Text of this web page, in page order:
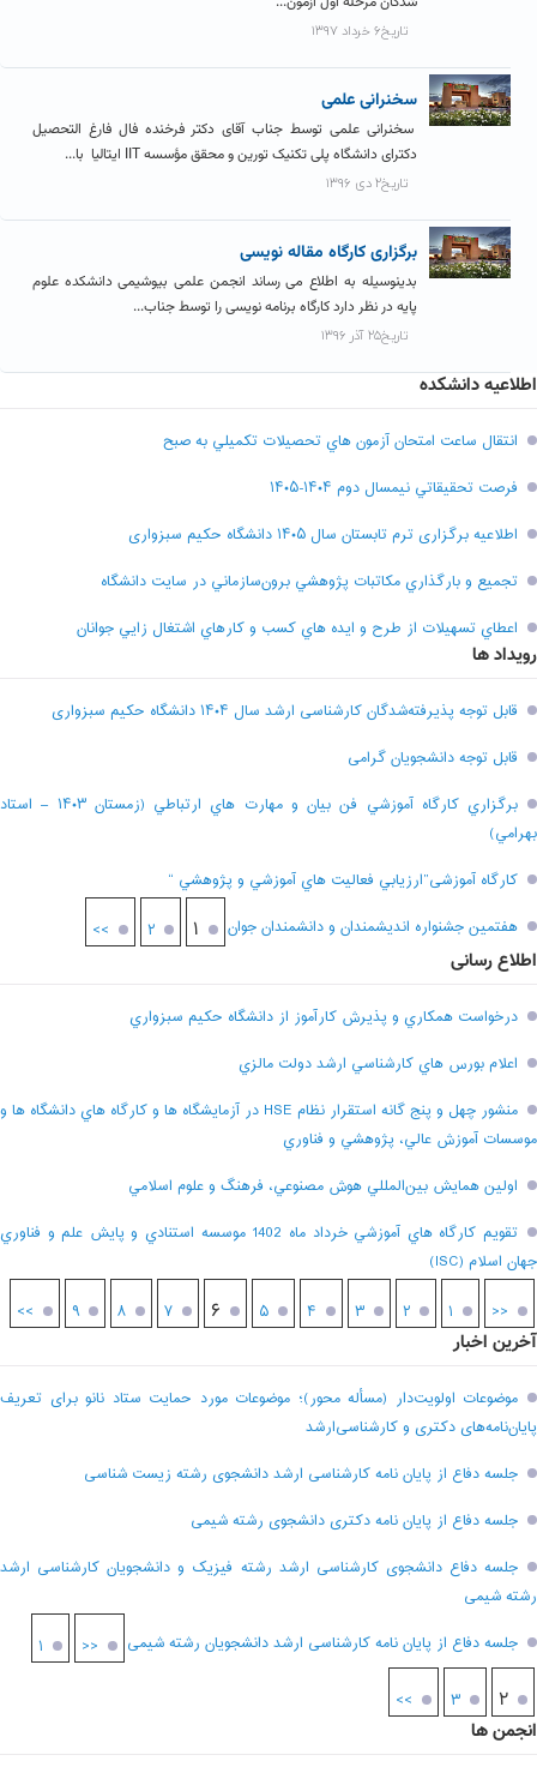
تاریخ۶ خرداد ۱۳۹۷
سخنرانی علمی
سخنرانی علمی توسط جناب آقای دکتر فرخنده فال فارغ التحصیل
دکترای دانشگاه پلی تکنیک تورین و محقق مؤسسه IIT ایتالیا با...
تاریخ۲ دی ۱۳۹۶
برگزاری کارگاه مقاله نویسی
بدینوسیله به اطلاع می رساند انجمن علمی بیوشیمی دانشکده علوم
پایه در نظر دارد کارگاه برنامه نویسی را توسط جناب...
تاریخ۲۵ آذر ۱۳۹۶
اطلاعیه دانشکده
انتقال ساعت امتحان آزمون هاي تحصيلات تکميلي به صبح
فرصت تحقيقاتي نیمسال دوم ۱۴۰۴-۱۴۰۵
اطلاعیه برگزاری ترم تابستان سال ۱۴۰۵ دانشگاه حکیم سبزواری
تجميع و بارگذاري مکاتبات پژوهشي برون‌سازماني در سايت دانشگاه
اعطاي تسهيلات از طرح و ايده هاي کسب و کارهاي اشتغال زايي جوانان
رویداد ها
قابل توجه پذیرفته‌شدگان کارشناسی ارشد سال ۱۴۰۴ دانشگاه حکیم سبزواری
قابل توجه دانشجویان گرامی
برگزاري کارگاه آموزشي فن بيان و مهارت هاي ارتباطي (زمستان ۱۴۰۳ – استاد
بهرامي)
کارگاه آموزشی”ارزيابي فعاليت هاي آموزشي و پژوهشي “
هفتمين جشنواره انديشمندان و دانشمندان جوان
۱ ۲ >>
اطلاع رسانی
درخواست همکاري و پذيرش کارآموز از دانشگاه حکيم سبزواري
اعلام بورس هاي کارشناسي ارشد دولت مالزي
منشور چهل و پنج گانه استقرار نظام HSE در آزمايشگاه ها و کارگاه هاي دانشگاه ها و
موسسات آموزش عالي، پژوهشي و فناوري
اولين همايش بين‌المللي هوش مصنوعي، فرهنگ و علوم اسلامي
تقويم کارگاه هاي آموزشي خرداد ماه 1402 موسسه استنادي و پايش علم و فناوري
جهان اسلام (ISC)
<< ۱ ۲ ۳ ۴ ۵ ۶ ۷ ۸ ۹ >>
آخرین اخبار
موضوعات اولویت‌دار (مسأله محور)؛ موضوعات مورد حمایت ستاد نانو برای تعریف
پایان‌نامه‌های دکتری و کارشناسی‌ارشد
جلسه دفاع از پایان نامه کارشناسی ارشد دانشجوی رشته زیست شناسی
جلسه دفاع از پایان نامه دکتری دانشجوی رشته شیمی
جلسه دفاع دانشجوی کارشناسی ارشد رشته فیزیک و دانشجویان کارشناسی ارشد
رشته شیمی
جلسه دفاع از پایان نامه کارشناسی ارشد دانشجویان رشته شیمی
<< ۱
۲ ۳ >>
انجمن ها